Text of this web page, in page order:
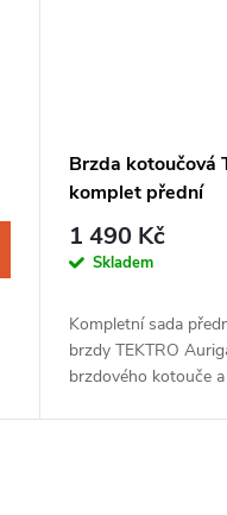
Brzda kotoučová
komplet přední
1 490 Kč
Skladem
Kompletní sada
brzdy TEKTRO
brzdového kotouče